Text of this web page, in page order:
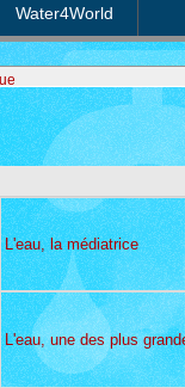
Water4World
L'eau, la médiatrice
L'eau, une des plus